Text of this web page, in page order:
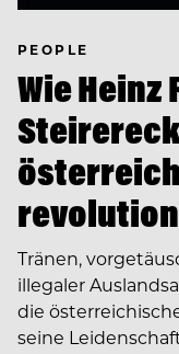
PEOPLE
Wie
Tränen,
illegaler
die
seine